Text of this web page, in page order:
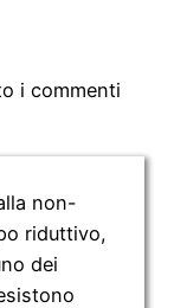
i commenti
non-
riduttivo,
dei